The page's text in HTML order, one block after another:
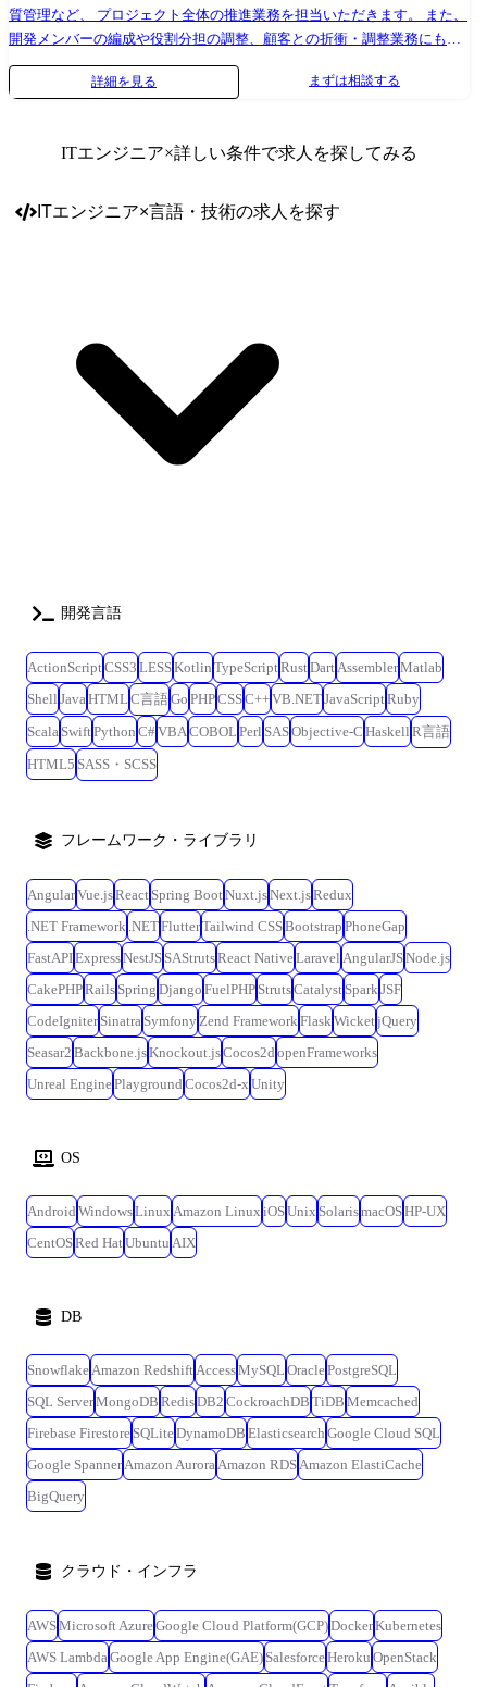
質管理など、 プロジェクト全体の推進業務を担当いただきます。 また、
開発メンバーの編成や役割分担の調整、顧客との折衝・調整業務にも取
り組んでいただきます。 【主なプロジェクト】 ・製造 物流管理システ
ム、在庫管理システム ・金融 銀行オンラインシステム、ATM、クレジ
ラ 電力配送電システム、鉄道座席予約システム ・通信 IP通信ネット
みシステム
詳細を見る まずは相談する
ITエンジニア×詳しい条件で求人を探してみる
ITエンジニア×言語・技術の求人を探す
開発言語
ActionScriptCSS3 LESSKotlin TypeScriptRustDart AssemblerMatlab
Shell Java HTML C言語Go PHPCSSC++VB.NETJavaScriptRuby
Scala SwiftPython C#VBA COBOL Perl SASObjective-C Haskell R言語
HTML5 SASS・SCSS
フレームワーク・ライブラリ
AngularVue.jsReact Spring BootNuxt.jsNext.jsRedux
.NET Framework .NETFlutterTailwind CSSBootstrap PhoneGap
FastAPIExpressNestJS SAStrutsReact NativeLaravel AngularJSNode.js
CakePHPRails Spring Django FuelPHP StrutsCatalyst Spark JSF
CodeIgniter Sinatra Symfony Zend Framework Flask WicketjQuery
Seasar2 Backbone.jsKnockout.jsCocos2d openFrameworks
Unreal EnginePlayground Cocos2d-x Unity
OS
Android WindowsLinux Amazon Linux iOSUnix SolarismacOSHP-UX
CentOSRed HatUbuntu AIX
DB
Snowflake Amazon Redshift AccessMySQL OraclePostgreSQL
SQL ServerMongoDB RedisDB2 CockroachDB TiDB Memcached
Firebase Firestore SQLiteDynamoDB Elasticsearch Google Cloud SQL
Google Spanner Amazon Aurora Amazon RDS Amazon ElastiCache
BigQuery
クラウド・インフラ
AWSMicrosoft AzureGoogle Cloud Platform(GCP)DockerKubernetes
AWS Lambda Google App Engine(GAE) SalesforceHeroku OpenStack